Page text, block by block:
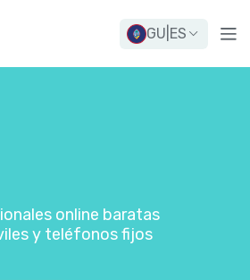
GU ES
online baratas
y teléfonos fijos